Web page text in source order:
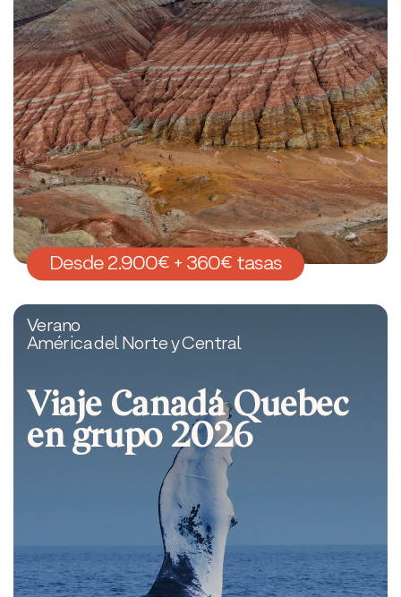
Desde 2.900€ + 360€ tasas
Verano
América del Norte y Central
Viaje Canadá Quebec
en grupo 2026